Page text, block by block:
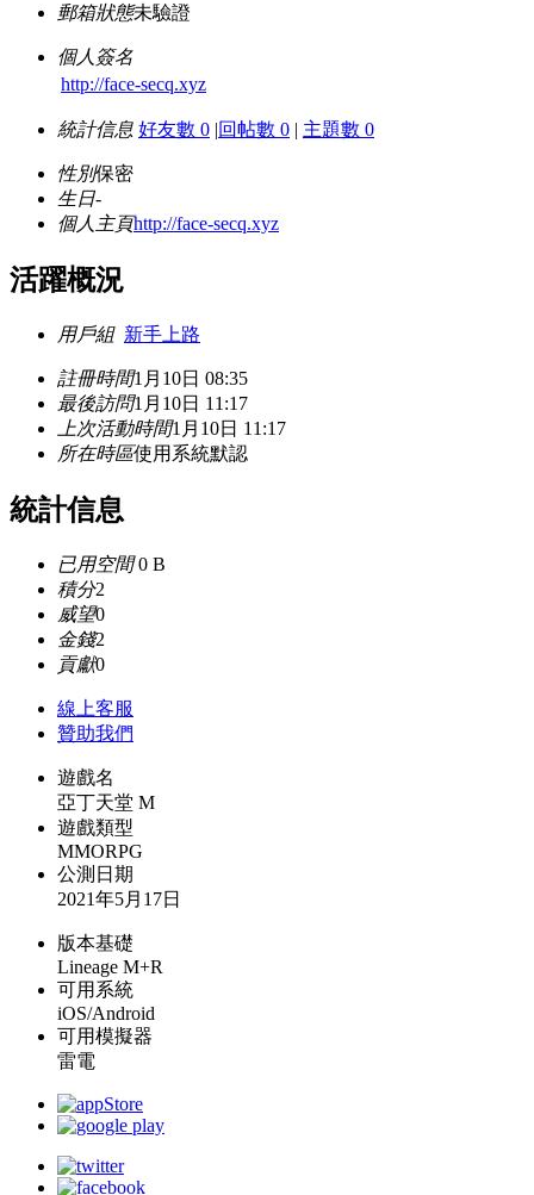
郵箱狀態未驗證
個人簽名
http://face-secq.xyz
統計信息 好友數 0 |回帖數 0 | 主題數 0
性別保密
生日-
個人主頁http://face-secq.xyz
活躍概況
用戶組 新手上路
註冊時間1月10日 08:35
最後訪問1月10日 11:17
上次活動時間1月10日 11:17
所在時區使用系統默認
統計信息
已用空間0 B
積分2
威望0
金錢2
貢獻0
線上客服
贊助我們
遊戲名
亞丁天堂 M
遊戲類型
MMORPG
公測日期
2021年5月17日
版本基礎
Lineage M+R
可用系統
iOS/Android
可用模擬器
雷電